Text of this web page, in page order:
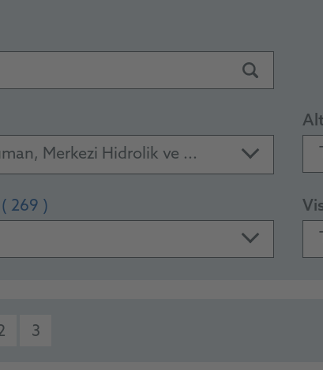
Merkezi Hidrolik ve ...
( 269 )
3